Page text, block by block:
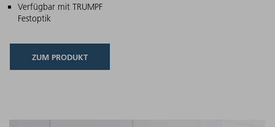
Verfügbar mit TRUMPF
Festoptik
ZUM PRODUKT